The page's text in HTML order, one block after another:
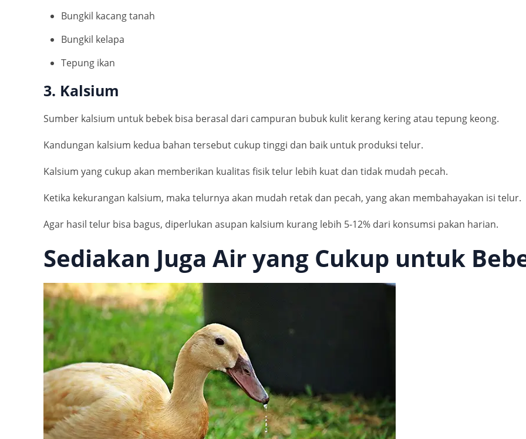
Bungkil kacang tanah
Bungkil kelapa
Tepung ikan
3. Kalsium
Sumber kalsium untuk bebek bisa berasal dari campuran bubuk kulit kerang kering atau tepung keong.
Kandungan kalsium kedua bahan tersebut cukup tinggi dan baik untuk produksi telur.
Kalsium yang cukup akan memberikan kualitas fisik telur lebih kuat dan tidak mudah pecah.
Ketika kekurangan kalsium, maka telurnya akan mudah retak dan pecah, yang akan membahayakan isi telur.
Agar hasil telur bisa bagus, diperlukan asupan kalsium kurang lebih 5-12% dari konsumsi pakan harian.
Sediakan Juga Air yang Cukup untuk